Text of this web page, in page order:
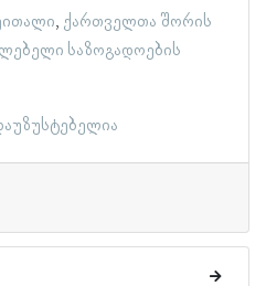
ქართველთა შორის
საზოგადოების